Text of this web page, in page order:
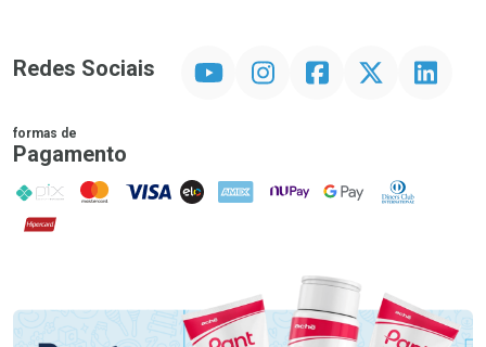
Redes Sociais InstagramFacebookTwitter Linkedin
formas de
Pagamento
PIX MasterCard
VISA ELO AMEX NuPay Google PayDiners Club
Hipercard
Promoção em Destaque